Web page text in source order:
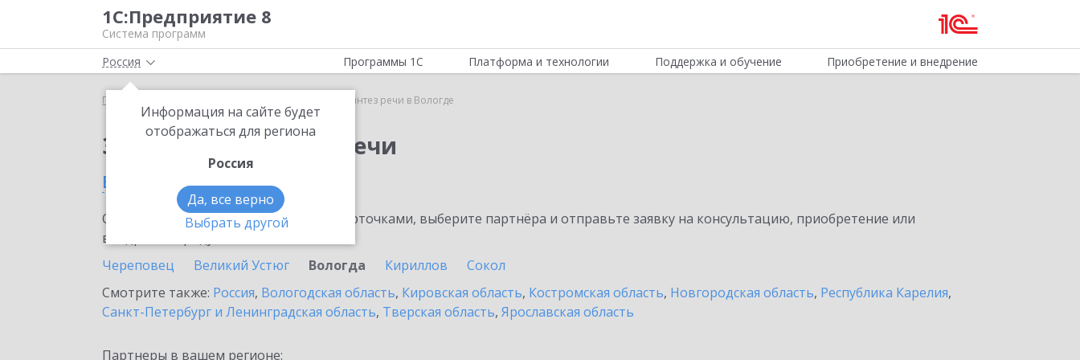
1С:Предприятие 8
Система программ
Россия
Информация на сайте будет
отображаться для региона
Россия
Да, все верно
Выбрать другой
Программы 1С Платформа и технологии Поддержка и обучение Приобретение и внедрение
Главная 1С:Синтез речи в Вологде
Заказать 1С:Синтез речи
в Вологде
Ознакомьтесь с информационными карточками, выберите партнёра и отправьте заявку на консультацию, приобретение или
внедрение продукта.
Череповец
Великий Устюг Вологда Кириллов
Сокол
Смотрите также: Россия, Вологодская область, Кировская область, Костромская область, Новгородская область, Республика Карелия,
Санкт-Петербург и Ленинградская область, Тверская область, Ярославская область
Партнеры в вашем регионе: